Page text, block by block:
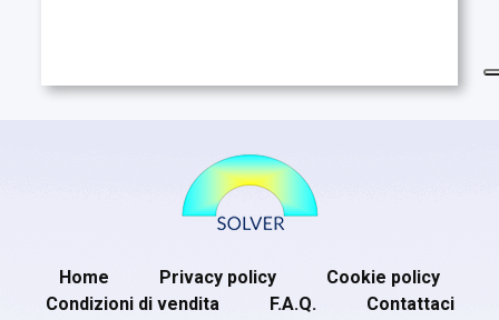
Home Privacy policy
Cookie policy
Condizioni di vendita
F.A.Q. Contattaci